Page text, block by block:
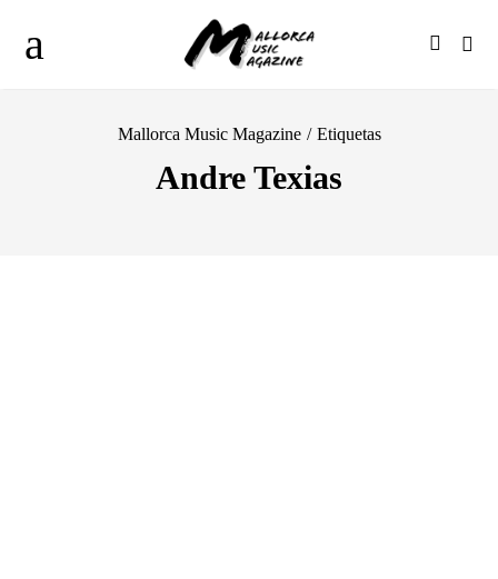
Mallorca Music Magazine / Etiquetas
Andre Texias